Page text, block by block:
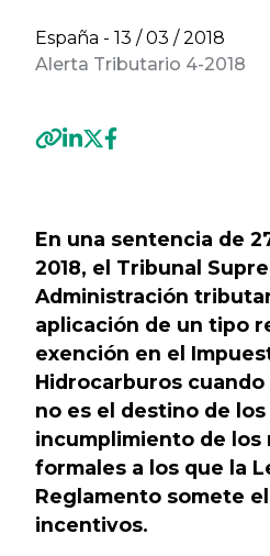
España - 13 / 03 / 2018
Alerta Tributario 4-2018
En una sentencia de
2018, el Tribunal
Administración
aplicación de un tipo
exención en el
Hidrocarburos
no es el destino de
incumplimiento de los
formales a los que la
Reglamento somete
incentivos.